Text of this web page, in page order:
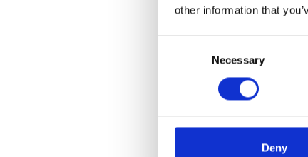
other information that
Necessary
Deny